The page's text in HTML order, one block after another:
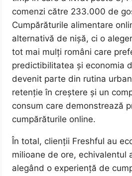
comenzi către 233.000 de
Cumpărăturile alimentare
alternativă de nișă, ci o
tot mai mulți români care
predictibilitatea și economia
devenit parte din rutina
retenție în creștere și un
consum care demonstrează
cumpărăturile online.
În total, clienții Freshful au
milioane de ore, echivalentul
alegând o experiență de